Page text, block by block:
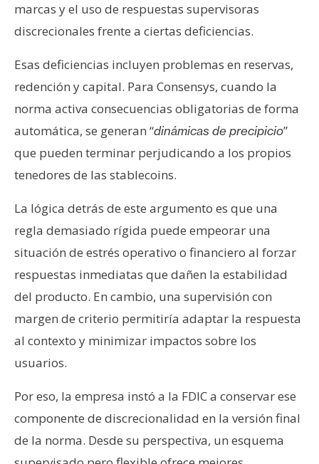
marcas y el uso de respuestas supervisoras
discrecionales frente a ciertas deficiencias.
Esas deficiencias incluyen problemas en reservas,
redención y capital. Para Consensys, cuando la
norma activa consecuencias obligatorias de forma
automática, se generan “dinámicas de precipicio”
que pueden terminar perjudicando a los propios
tenedores de las stablecoins.
La lógica detrás de este argumento es que una
regla demasiado rígida puede empeorar una
situación de estrés operativo o financiero al forzar
respuestas inmediatas que dañen la estabilidad
del producto. En cambio, una supervisión con
margen de criterio permitiría adaptar la respuesta
al contexto y minimizar impactos sobre los
usuarios.
Por eso, la empresa instó a la FDIC a conservar ese
componente de discrecionalidad en la versión final
de la norma. Desde su perspectiva, un esquema